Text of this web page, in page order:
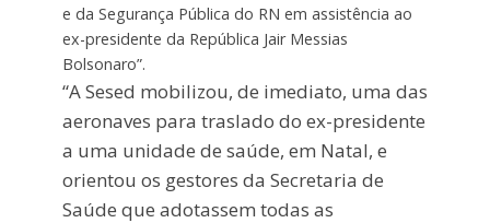
e da Segurança Pública do RN em assistência ao
ex-presidente da República Jair Messias
Bolsonaro”.
“A Sesed mobilizou, de imediato, uma das
aeronaves para traslado do ex-presidente
a uma unidade de saúde, em Natal, e
orientou os gestores da Secretaria de
Saúde que adotassem todas as